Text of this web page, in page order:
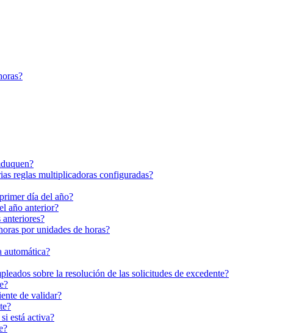
reglas multiplicadoras configuradas?
día del año?
año anterior?
anteriores?
por unidades de horas?
automática?
sobre la resolución de las solicitudes de excedente?
de validar?
está activa?